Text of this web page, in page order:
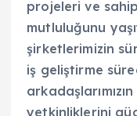
projeleri ve
mutluluğunu
şirketlerimizin
iş geliştirme
yetkinliklerini